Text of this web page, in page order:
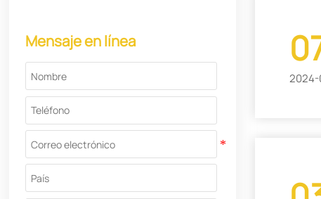
Mensaje en línea
2024-